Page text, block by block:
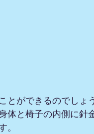
とができるのでしょ
体と椅子の内側に針
。